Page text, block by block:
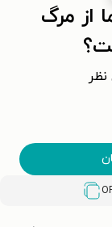
از مرگ